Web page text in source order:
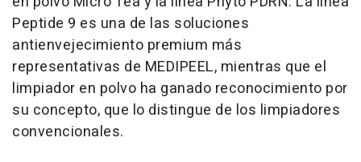
Peptide 9 es una de las soluciones
antienvejecimiento premium más
representativas de MEDIPEEL, mientras que el
limpiador en polvo ha ganado reconocimiento por
su concepto, que lo distingue de los limpiadores
convencionales.